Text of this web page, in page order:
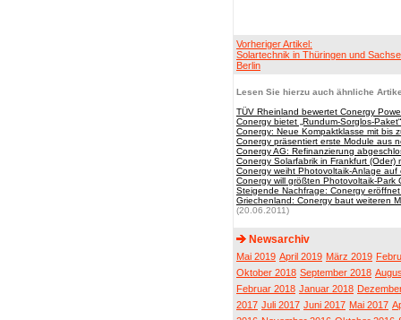
Vorheriger Artikel:
Solartechnik in Thüringen und
Berlin
Lesen Sie hierzu auch ähnliche
TÜV Rheinland bewertet Conergy
Conergy bietet „Rundum-Sorglos-
Conergy: Neue Kompaktklasse mit bis
Conergy präsentiert erste Module aus
Conergy AG: Refinanzierung
Conergy Solarfabrik in Frankfurt (Oder)
Conergy weiht Photovoltaik-Anlage auf
Conergy will größten Photovoltaik-Park
Steigende Nachfrage: Conergy
Griechenland: Conergy baut weiteren
(20.06.2011)
Newsarchiv
Mai 2019 April 2019 März 2019
Oktober 2018 September 2018
Februar 2018 Januar 2018
2017 Juli 2017 Juni 2017 Mai 2017